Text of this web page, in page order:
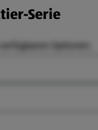
Serie
Optionen: